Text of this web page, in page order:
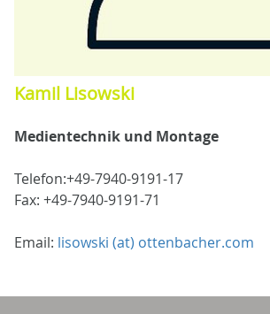
Kamil Lisowski
Medientechnik und Montage
Telefon:+49-7940-9191-17
Fax: +49-7940-9191-71
Email: lisowski (at) ottenbacher.com